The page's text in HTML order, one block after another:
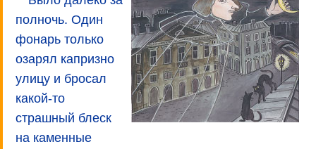
полночь. Один
фонарь только
озарял капризно
улицу и бросал
какой-то
страшный блеск
на каменные